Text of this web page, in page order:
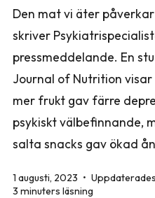
Den mat vi äter
skriver
pressmeddelande. En
Journal of Nutrition
mer frukt gav färre
psykiskt välbefinnande,
salta snacks gav ökad
1 augusti, 2023 •
3 minuters läsning